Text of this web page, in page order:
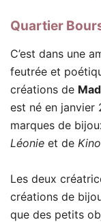
Quartier
C’est dans une
feutrée et
créations de
est né en janvier
marques de
Léonie et de
Les deux
créations de
que des petits